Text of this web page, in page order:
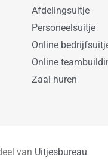
Afdelingsuitje
Personeelsuitje
Online
Online
Zaal huren
van Uitjesbureau